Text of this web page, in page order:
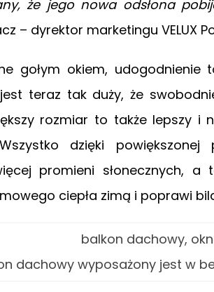
że jego nowa odsłona
– dyrektor marketingu VELUX
gołym okiem, udogodnienie
teraz tak duży, że
rozmiar to także lepszy i
dzięki
promieni słonecznych,
ciepła zimą i poprawi
dachowy wyposażony jest w